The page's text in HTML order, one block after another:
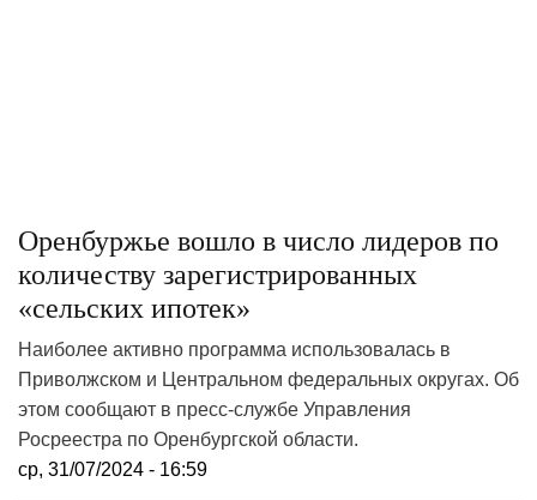
Оренбуржье вошло в число лидеров по
количеству зарегистрированных
«сельских ипотек»
Наиболее активно программа использовалась в
Приволжском и Центральном федеральных округах. Об
этом сообщают в пресс-службе Управления
Росреестра по Оренбургской области.
ср, 31/07/2024 - 16:59